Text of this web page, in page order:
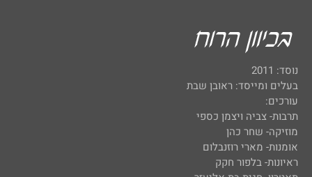
נוסד: 2011
בעלים ומייסד: ראובן שבת
עורכים:
תרבות- צביה ויצמן כספי
מוזיקה- שחר כהן
אומנות- מארי רוזנבלום
ראיונות- בלפור חקק